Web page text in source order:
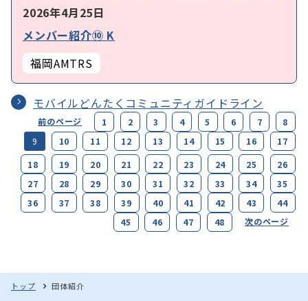
2026年4月25日
メンバー紹介⑩ K
福岡AMTRS
モバイルどんたくコミュニティガイドライン
前のページ 1 2 3 4 5 6 7
8
9
10 11 12 13 14 15 16
17
18
19 20 21 22 23 24 25
26
27
28 29 30 31 32 33 34
35
36
37 38 39 40 41 42 43
44
45
46 47 48 次のページ
トップ 団体紹介